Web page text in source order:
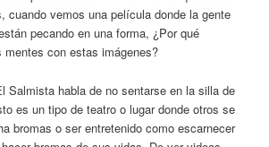
cuando vemos una película donde la gente
pecando en una forma, ¿Por qué
mentes con estas imágenes?
Salmista habla de no sentarse en la silla de
es un tipo de teatro o lugar donde otros se
bromas o ser entretenido como escarnecer